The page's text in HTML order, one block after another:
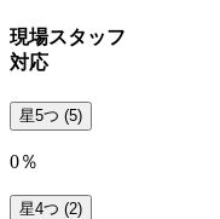
現場スタッフ
対応
星5つ (5)
0％
星4つ (2)